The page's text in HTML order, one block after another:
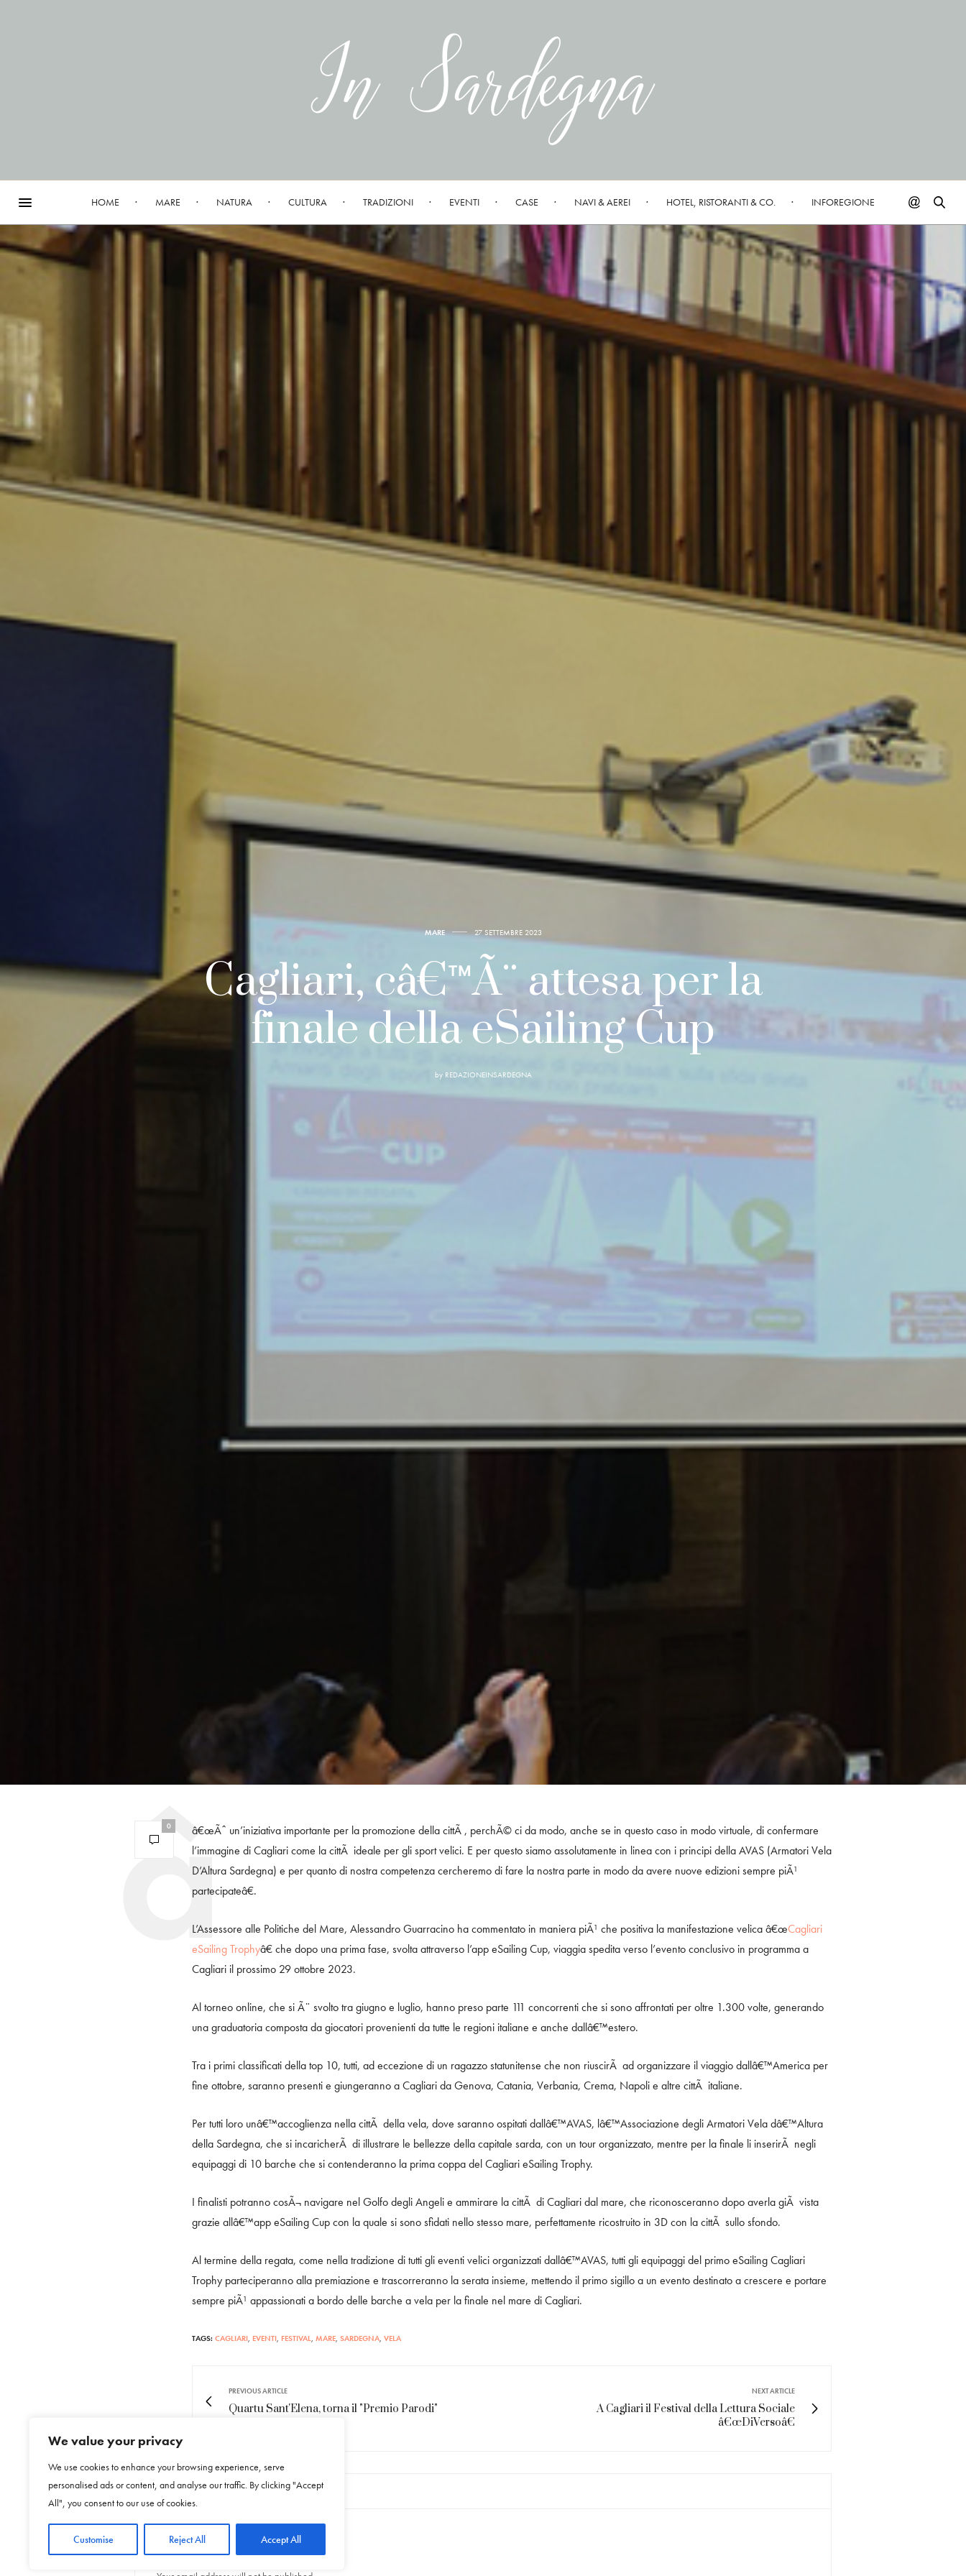
We value your privacy
We use cookies to enhance your browsing experience, serve
personalised ads or content, and analyse our traffic. By clicking "Accept
All", you consent to our use of cookies.
Customise Reject All Accept All
HOME MARE NATURA CULTURA TRADIZIONI EVENTI CASE NAVI & AEREI HOTEL, RISTORANTI & CO. INFOREGIONE
MARE 27 SETTEMBRE 2023
Cagliari, câ€™Ã¨ attesa per la
finale della eSailing Cup
by REDAZIONEINSARDEGNA
0
â€œÃˆ un’iniziativa importante per la promozione della cittÃ , perchÃ© ci da modo, anche se in questo caso in modo virtuale, di confermare
l’immagine di Cagliari come la cittÃ ideale per gli sport velici. E per questo siamo assolutamente in linea con i principi della AVAS (Armatori Vela
D’Altura Sardegna) e per quanto di nostra competenza cercheremo di fare la nostra parte in modo da avere nuove edizioni sempre piÃ¹
partecipateâ€.
L’Assessore alle Politiche del Mare, Alessandro Guarracino ha commentato in maniera piÃ¹ che positiva la manifestazione velica â€œCagliari
eSailing Trophyâ€ che dopo una prima fase, svolta attraverso l’app eSailing Cup, viaggia spedita verso l’evento conclusivo in programma a
Cagliari il prossimo 29 ottobre 2023.
Al torneo online, che si Ã¨ svolto tra giugno e luglio, hanno preso parte 111 concorrenti che si sono affrontati per oltre 1.300 volte, generando
una graduatoria composta da giocatori provenienti da tutte le regioni italiane e anche dallâ€™estero.
Tra i primi classificati della top 10, tutti, ad eccezione di un ragazzo statunitense che non riuscirÃ ad organizzare il viaggio dallâ€™America per
fine ottobre, saranno presenti e giungeranno a Cagliari da Genova, Catania, Verbania, Crema, Napoli e altre cittÃ italiane.
Per tutti loro unâ€™accoglienza nella cittÃ della vela, dove saranno ospitati dallâ€™AVAS, lâ€™Associazione degli Armatori Vela dâ€™Altura
della Sardegna, che si incaricherÃ di illustrare le bellezze della capitale sarda, con un tour organizzato, mentre per la finale li inserirÃ negli
equipaggi di 10 barche che si contenderanno la prima coppa del Cagliari eSailing Trophy.
I finalisti potranno cosÃ¬ navigare nel Golfo degli Angeli e ammirare la cittÃ di Cagliari dal mare, che riconosceranno dopo averla giÃ vista
grazie allâ€™app eSailing Cup con la quale si sono sfidati nello stesso mare, perfettamente ricostruito in 3D con la cittÃ sullo sfondo.
Al termine della regata, come nella tradizione di tutti gli eventi velici organizzati dallâ€™AVAS, tutti gli equipaggi del primo eSailing Cagliari
Trophy parteciperanno alla premiazione e trascorreranno la serata insieme, mettendo il primo sigillo a un evento destinato a crescere e portare
sempre piÃ¹ appassionati a bordo delle barche a vela per la finale nel mare di Cagliari.
TAGS: CAGLIARI EVENTI FESTIVAL MARE SARDEGNA VELA
PREVIOUS ARTICLE
Quartu Sant'Elena, torna il "Premio Parodi"
NEXT ARTICLE
A Cagliari il Festival della Lettura Sociale
â€œDiVersoâ€
NO COMMENTS YET
Leave a Reply